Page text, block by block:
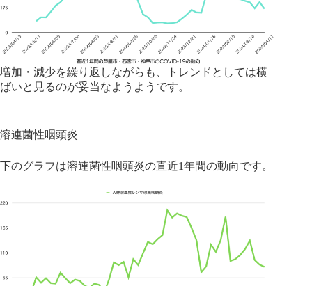
増加・減少を繰り返しながらも、トレンドとしては横
ばいと見るのが妥当なようようです。
溶連菌性咽頭炎
下のグラフは溶連菌性咽頭炎の直近1年間の動向です。